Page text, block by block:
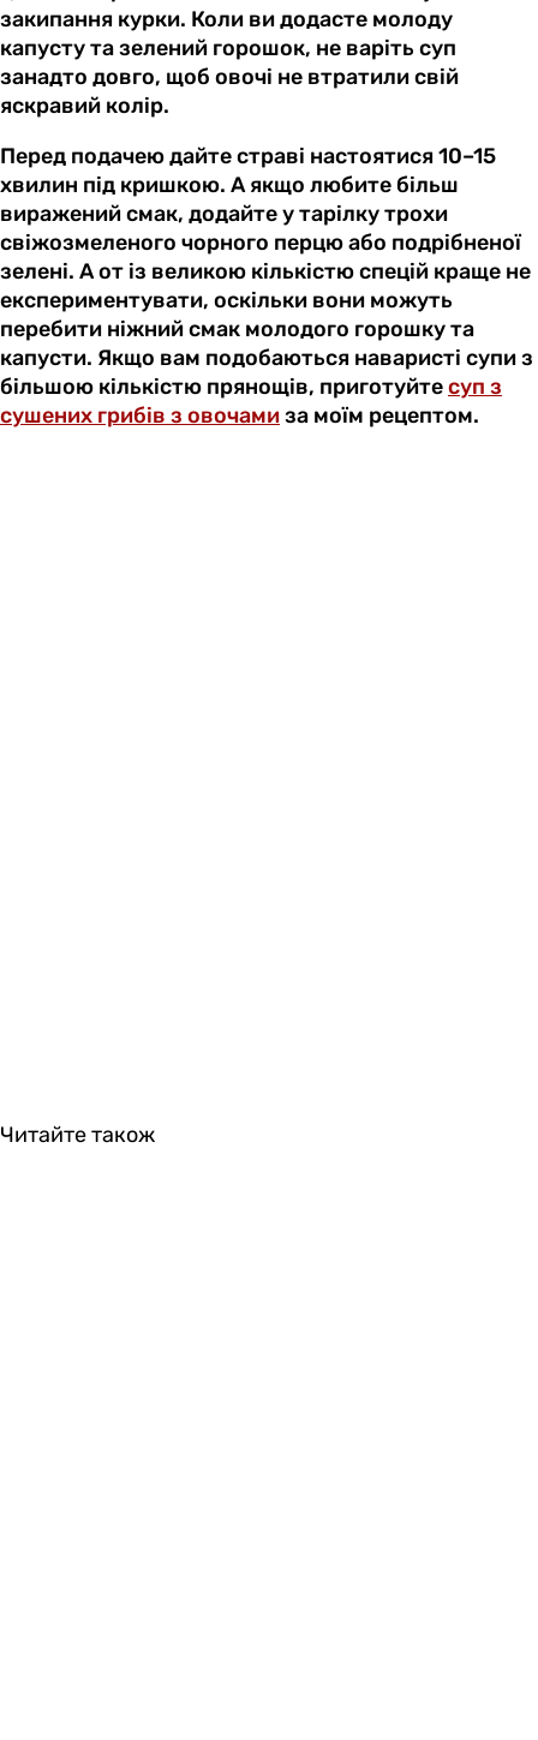
закипання курки. Коли ви додасте молоду
капусту та зелений горошок, не варіть суп
занадто довго, щоб овочі не втратили свій
яскравий колір.
Перед подачею дайте страві настоятися 10–15
хвилин під кришкою. А якщо любите більш
виражений смак, додайте у тарілку трохи
свіжозмеленого чорного перцю або подрібненої
зелені. А от із великою кількістю спецій краще не
експериментувати, оскільки вони можуть
перебити ніжний смак молодого горошку та
капусти. Якщо вам подобаються наваристі супи з
більшою кількістю прянощів, приготуйтесуп з
сушених грибів з овочамиза моїм рецептом.
Читайте також